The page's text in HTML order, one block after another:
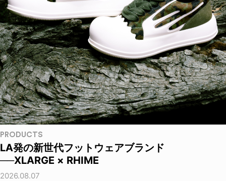
PRODUCTS
LA発の新世代フットウェアブランド
──XLARGE × RHIME
2026.08.07